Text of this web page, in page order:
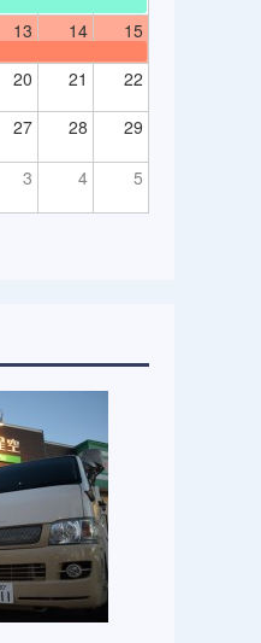
13 14 15
20 21 22
27 28 29
3 4 5